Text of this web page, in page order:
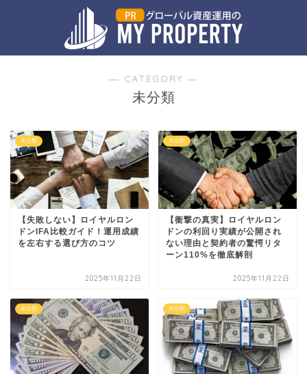
― CATEGORY ―
未分類
未分類
【失敗しない】ロイヤルロン
ドンIFA比較ガイド！運用成績
を左右する選び方のコツ
2025年11月22日
未分類
【衝撃の真実】ロイヤルロン
ドンの利回り実績が公開され
ない理由と契約者の驚愕リタ
ーン110%を徹底解剖
2025年11月22日
未分類 未分類